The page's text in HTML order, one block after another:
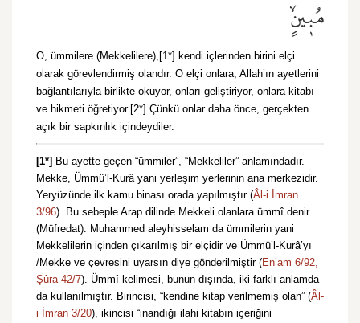
مُب۪ينٍۙ
O, ümmilere (Mekkelilere),[1*] kendi içlerinden birini elçi
olarak görevlendirmiş olandır. O elçi onlara, Allah’ın ayetlerini
bağlantılarıyla birlikte okuyor, onları geliştiriyor, onlara kitabı
ve hikmeti öğretiyor.[2*] Çünkü onlar daha önce, gerçekten
açık bir sapkınlık içindeydiler.
[1*] Bu ayette geçen “ümmiler”, “Mekkeliler” anlamındadır.
Mekke, Ümmü’l-Kurâ yani yerleşim yerlerinin ana merkezidir.
Yeryüzünde ilk kamu binası orada yapılmıştır (Âl-i İmran
3/96). Bu sebeple Arap dilinde Mekkeli olanlara ümmî denir
(Müfredat). Muhammed aleyhisselam da ümmilerin yani
Mekkelilerin içinden çıkarılmış bir elçidir ve Ümmü’l-Kurâ’yı
/Mekke ve çevresini uyarsın diye gönderilmiştir (En’am 6/92,
Şûra 42/7). Ümmî kelimesi, bunun dışında, iki farklı anlamda
da kullanılmıştır. Birincisi, “kendine kitap verilmemiş olan” (Âl-
i İmran 3/20), ikincisi “inandığı ilahi kitabın içeriğini